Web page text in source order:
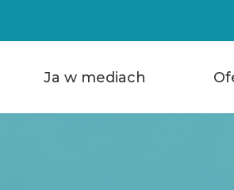
Ja w mediach